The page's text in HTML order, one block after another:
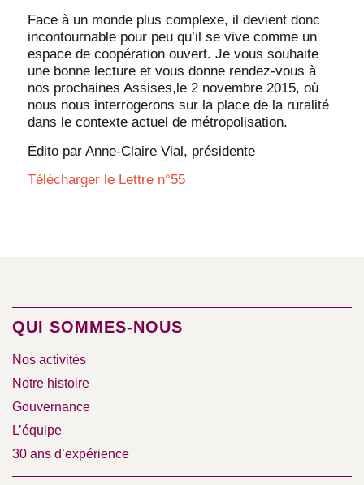
Face à un monde plus complexe, il devient donc
incontournable pour peu qu’il se vive comme un
espace de coopération ouvert. Je vous souhaite
une bonne lecture et vous donne rendez-vous à
nos prochaines Assises,le 2 novembre 2015, où
nous nous interrogerons sur la place de la ruralité
dans le contexte actuel de métropolisation.
Édito par Anne-Claire Vial, présidente
Télécharger le Lettre n°55
QUI SOMMES-NOUS
Nos activités
Notre histoire
Gouvernance
L’équipe
30 ans d’expérience